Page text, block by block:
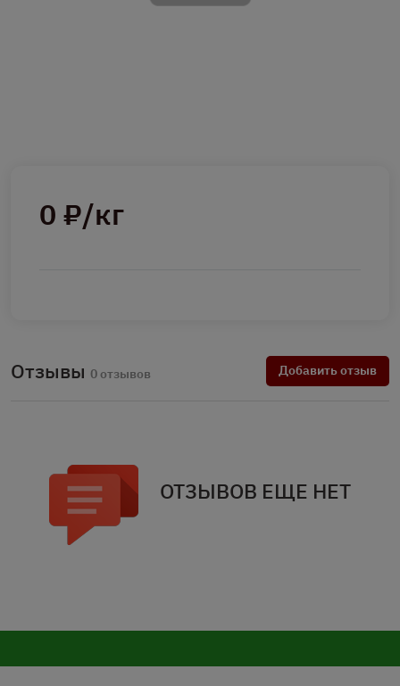
0 ₽/кг
Отзывы 0 отзывов Добавить отзыв
ОТЗЫВОВ ЕЩЕ НЕТ